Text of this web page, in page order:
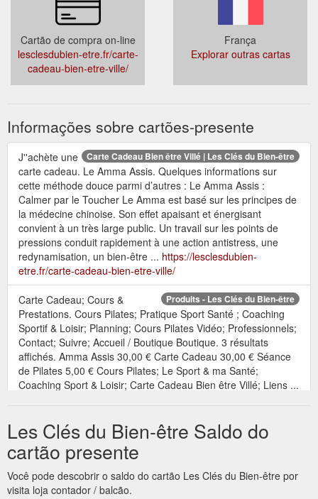
Cartão de compra on-line
lesclesdubien-etre.fr/carte-
cadeau-bien-etre-ville/
França
Explorar outras cartas
Informações sobre cartões-presente
Carte Cadeau Bien être Villé | Les Clés du Bien-être
J''achète une
carte cadeau. Le Amma Assis. Quelques informations sur
cette méthode douce parmi d’autres : Le Amma Assis :
Calmer par le Toucher Le Amma est basé sur les principes de
la médecine chinoise. Son effet apaisant et énergisant
convient à un très large public. Un travail sur les points de
pressions conduit rapidement à une action antistress, une
redynamisation, un bien-être ... https://lesclesdubien-
etre.fr/carte-cadeau-bien-etre-ville/
Produits - Les Clés du Bien-être
Carte Cadeau; Cours &
Prestations. Cours Pilates; Pratique Sport Santé ; Coaching
Sportif & Loisir; Planning; Cours Pilates Vidéo; Professionnels;
Contact; Suivre; Accueil / Boutique Boutique. 3 résultats
affichés. Amma Assis 30,00 € Carte Cadeau 30,00 € Séance
de Pilates 5,00 € Cours Pilates; Le Sport & ma Santé;
Coaching Sport & Loisir; Carte Cadeau Bien être Villé; Liens ...
Les Activités - Les Clés du Bien-être
Carte Cadeau; Cours &
Prestations. Cours Pilates; Pratique Sport Santé ; Coaching
Sportif & Loisir; Planning; Cours Pilates Vidéo; Professionnels;
Contact; Suivre; Les Activités Pilates & Pilates Douceur.
Pilates. Technique douce du renforcement des muscles
Les Clés du Bien-être Saldo do
cartão presente
Você pode descobrir o saldo do cartão Les Clés du Bien-être por
visita loja contador / balcão.